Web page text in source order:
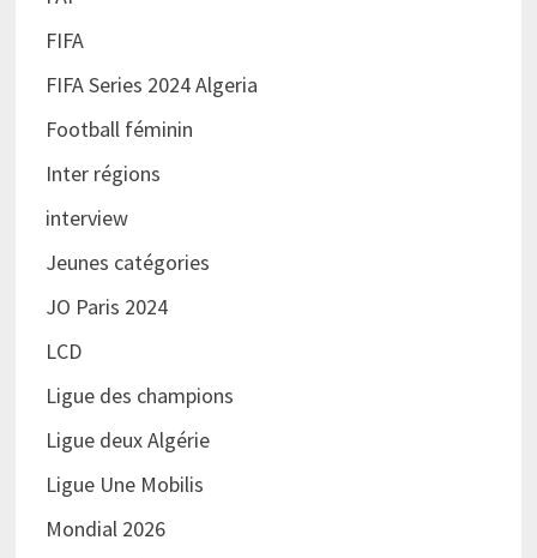
FIFA
FIFA Series 2024 Algeria
Football féminin
Inter régions
interview
Jeunes catégories
JO Paris 2024
LCD
Ligue des champions
Ligue deux Algérie
Ligue Une Mobilis
Mondial 2026